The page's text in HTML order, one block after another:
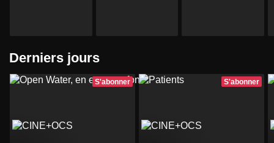
Derniers jours
S'abonner S'abonner